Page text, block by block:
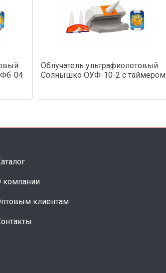
04
Облучатель ультрафиолетовый
Солнышко ОУФ-10-2 с таймером
компании
клиентам